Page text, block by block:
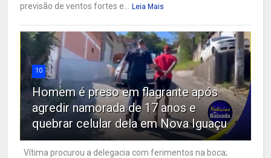
previsão de ventos fortes e...
Leia Mais
10
Homem é preso em flagrante após
agredir namorada de 17 anos e
quebrar celular dela em Nova Iguaçu
Vítima procurou a delegacia com ferimentos na boca;